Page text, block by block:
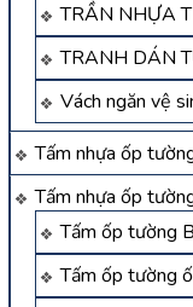
TRẦN NHỰA
TRANH DÁN
Vách ngăn vệ
Tấm nhựa ốp
Tấm nhựa ốp
Tấm ốp tường
Tấm ốp tường